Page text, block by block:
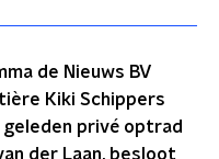
de Nieuws BV
Kiki Schippers
privé optrad
der Laan, besloot